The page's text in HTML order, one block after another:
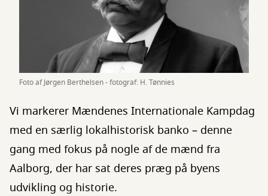
Foto af Jørgen Berthelsen - fotograf: H. Tønnies
Vi markerer Mændenes Internationale Kampdag
med en særlig lokalhistorisk banko – denne
gang med fokus på nogle af de mænd fra
Aalborg, der har sat deres præg på byens
udvikling og historie.